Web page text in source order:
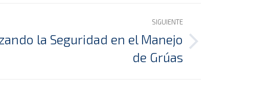
SIGUIENTE
la Seguridad en el Manejo
de Grúas